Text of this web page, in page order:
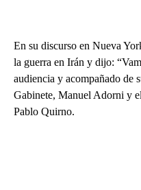
En su discurso en Nueva
la guerra en Irán y dijo:
audiencia y acompañado de
Gabinete, Manuel Adorni y
Pablo Quirno.